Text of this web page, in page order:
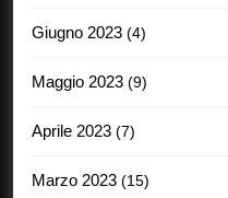
Giugno 2023 (4)
Maggio 2023 (9)
Aprile 2023 (7)
Marzo 2023 (15)